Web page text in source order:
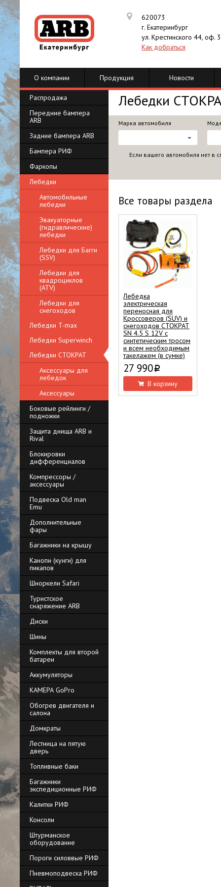
620073
г. Екатеринбург
ул. Крестинского 44, оф.
Как добраться
О компании Продукция Новости
Распродажа
Передние бампера
ARB
Задние бампера ARB
Бампера РИФ
Фаркопы
Лебедки
Автомобильные
лебедки
Эвакуаторные
(гидравлические)
лебедки
Лебедки для Багги
(SSV)
Лебедки для
квадроциклов
(ATV)
Лебедки для
снегоходов
Лебедки T-max
Лебедки Superwinch
Лебедки СТОКРАТ
Аксессуары для
лебедок
Аксессуары
Боковые рейлинги /
подножки
Защита днища ARB и
Rival
Блокировки
дифференциалов
Компрессоры /
аксессуары
Подвеска Old man
Emu
Дополнительные
фары
Багажники на крышу
Канопи (кунги) для
пикапов
Шноркели Safari
Туристское
снаряжение ARB
Диски
Шины
Комплекты для второй
батареи
Аккумуляторы
КАМЕРА GoPro
Обогрев двигателя и
салона
Домкраты
Лестница на пятую
дверь
Топливные баки
Багажники
экспедиционные РИФ
Калитки РИФ
Консоли
Штурманское
оборудование
Пороги силоввые РИФ
Пневмоподвеска РИФ
Лебедки
Марка автомобиля
Если вашего автомобиля нет в
Все товары раздела
Лебедка
электрическая
переносная для
Кроссоверов (SUV) и
снегоходов СТОКРАТ
SN 4.5 S 12V с
синтетическим тросом
и всем необходимым
такелажем (в сумке)
27 990 i
В корзину